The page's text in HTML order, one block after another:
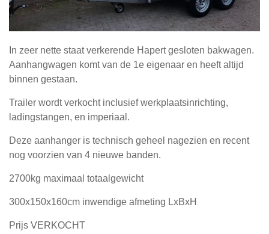
In zeer nette staat verkerende Hapert gesloten bakwagen.
Aanhangwagen komt van de 1e eigenaar en heeft altijd
binnen gestaan.
Trailer wordt verkocht inclusief werkplaatsinrichting,
ladingstangen, en imperiaal.
Deze aanhanger is technisch geheel nagezien en recent
nog voorzien van 4 nieuwe banden.
2700kg maximaal totaalgewicht
300x150x160cm inwendige afmeting LxBxH
Prijs VERKOCHT